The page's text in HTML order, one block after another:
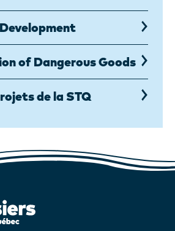
of Dangerous Goods
de la STQ